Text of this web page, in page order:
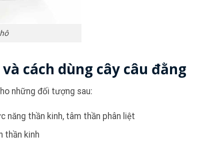
cách dùng cây câu đằng
những đối tượng sau:
năng thần kinh, tâm thần phân liệt
thần kinh